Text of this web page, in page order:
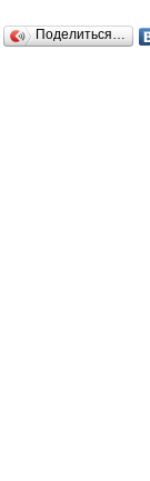
Поделиться…